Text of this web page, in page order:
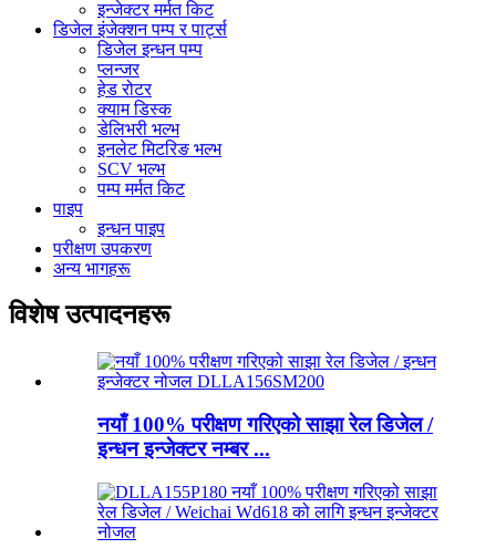
इन्जेक्टर मर्मत किट
डिजेल इंजेक्शन पम्प र पार्ट्स
डिजेल इन्धन पम्प
प्लन्जर
हेड रोटर
क्याम डिस्क
डेलिभरी भल्भ
इनलेट मिटरिङ भल्भ
SCV भल्भ
पम्प मर्मत किट
पाइप
इन्धन पाइप
परीक्षण उपकरण
अन्य भागहरू
विशेष उत्पादनहरू
नयाँ 100% परीक्षण गरिएको साझा रेल डिजेल /
इन्धन इन्जेक्टर नम्बर ...